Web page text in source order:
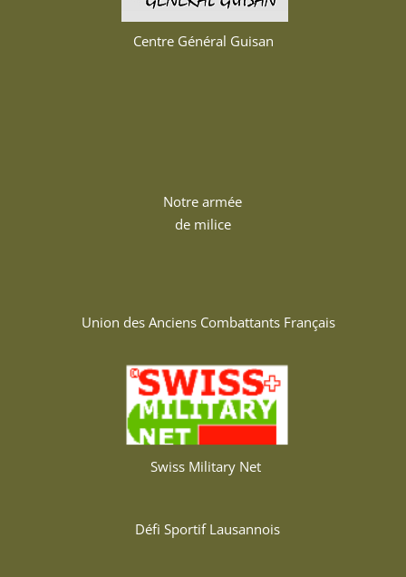
Centre Général Guisan
Notre armée
de milice
Union des Anciens Combattants Français
Swiss Military Net
Défi Sportif Lausannois